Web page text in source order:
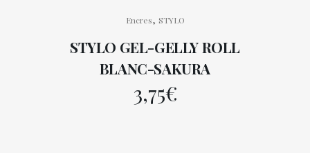
Encres, STYLO
STYLO GEL-GELLY ROLL
BLANC-SAKURA
3,75€